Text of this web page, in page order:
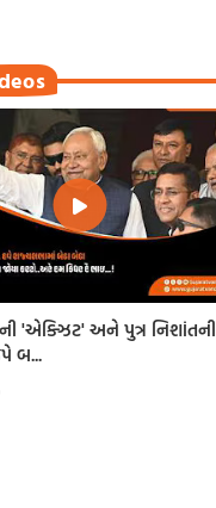
'એક્ઝિટ' અને પુત્ર નિશાંતની
બ...